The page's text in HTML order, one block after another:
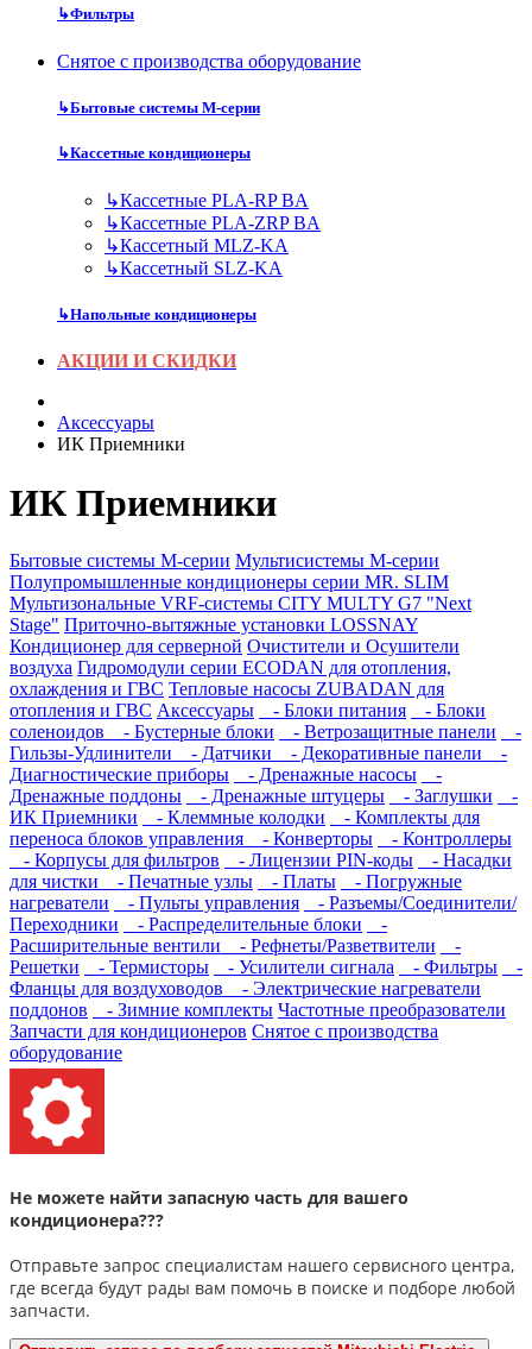
↳Фильтры
Снятое с производства оборудование
↳Бытовые системы M-серии
↳Кассетные кондиционеры
↳Кассетные PLA-RP BA
↳Кассетные PLA-ZRP BA
↳Кассетный MLZ-KA
↳Кассетный SLZ-KA
↳Напольные кондиционеры
АКЦИИ И СКИДКИ
Аксесcуары
ИК Приемники
ИК Приемники
Бытовые системы M-серии Мультисистемы M-серии
Полупромышленные кондиционеры серии MR. SLIM
Мультизональные VRF-системы CITY MULTY G7 "Next
Stage" Приточно-вытяжные установки LOSSNAY
Кондиционер для серверной Очистители и Осушители
воздуха Гидромодули серии ECODAN для отопления,
охлаждения и ГВС Тепловые насосы ZUBADAN для
отопления и ГВС Аксесcуары - Блоки питания
- Блоки
соленоидов
- Бустерные блоки - Ветрозащитные панели
-
Гильзы-Удлинители
- Датчики - Декоративные панели
-
Диагностические приборы
- Дренажные насосы
-
Дренажные поддоны
- Дренажные штуцеры - Заглушки
-
ИК Приемники
- Клеммные колодки
- Комплекты для
переноса блоков управления
- Конверторы
- Контроллеры
- Корпусы для фильтров
- Лицензии PIN-коды
- Насадки
для чистки
- Печатные узлы - Платы
- Погружные
нагреватели
- Пульты управления
- Разъемы/Соединители/
Переходники
- Распределительные блоки
-
Расширительные вентили
- Рефнеты/Разветвители
-
Решетки
- Термисторы - Усилители сигнала - Фильтры
-
Фланцы для воздуховодов
- Электрические нагреватели
поддонов
- Зимние комплекты Частотные преобразователи
Запчасти для кондиционеров Снятое с производства
оборудование
Не можете найти запасную часть для вашего
кондиционера???
Отправьте запрос специалистам нашего сервисного центра,
где всегда будут рады вам помочь в поиске и подборе любой
запчасти.